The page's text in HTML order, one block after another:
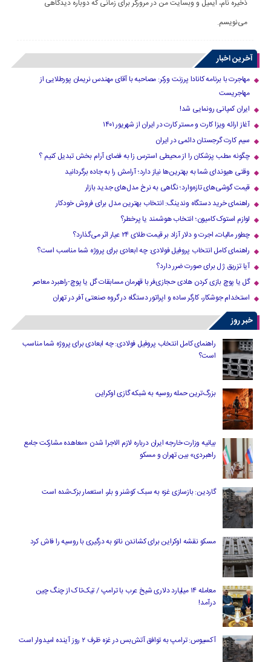
ذخیره نام، ایمیل و وبسایت من در مرورگر برای زمانی که دوباره دیدگاهی
می‌نویسم.
آخرین اخبار
مهاجرت با برنامه کانادا پرزنت ورکر: مصاحبه با آقای مهندس نریمان پورطلایی از
مهاجریست
ایران کمپانی رونمایی شد!
آغاز ارائه ویزا کارت و مستر کارت در ایران از شهریور ۱۴۰۱
سیم کارت گرجستان دائمی در ایران
چگونه مطب پزشکان را از محیطی استرس زا به فضای آرام بخش تبدیل کنیم ؟
وقتی هیوندای شما به بهترین‌ها نیاز دارد؛ آرامش را به جاده برگردانید
قیمت گوشی‌های تازه‌وارد؛ نگاهی به نرخ مدل‌های جدید بازار
راهنمای خرید دستگاه وندینگ: انتخاب بهترین مدل برای فروش خودکار
لوازم استوک کامیون؛ انتخاب هوشمند یا پرخطر؟
چطور مالیات، اجرت و دلار آزاد بر قیمت طلای ۲۴ عیار اثر می‌گذارد؟
راهنمای کامل انتخاب پروفیل فولادی: چه ابعادی برای پروژه شما مناسب است؟
آیا تزریق ژل برای صورت ضرر دارد​؟
گل یا پوچ بازی کردن هادی حجازی‌فر با قهرمان مسابقات گل یا پوچ-راهبرد معاصر
استخدام جوشکار، کارگر ساده و اپراتور دستگاه در گروه صنعتی آفر در تهران
خبر روز
راهنمای کامل انتخاب پروفیل فولادی: چه ابعادی برای پروژه شما مناسب
است؟
بزرگ‌ترین حمله روسیه به شبکه گازی اوکراین
بیانیه وزارت خارجه ایران درباره لازم‌ الاجرا شدن «معاهده مشارکت جامع
راهبردی» بین تهران و مسکو
گاردین: بازسازی غزه به سبک کوشنر و بلر، استعمار بزک‌شده است
مسکو نقشه اوکراین برای کشاندن ناتو به درگیری با روسیه را فاش کرد
معامله ۱۴ میلیارد دلاری شیخ عرب با ترامپ / تیک‌تاک از چنگ چین
درآمد!
آکسیوس: ترامپ به توافق آتش‌بس در غزه ظرف ۲ روز آینده امیدوار است